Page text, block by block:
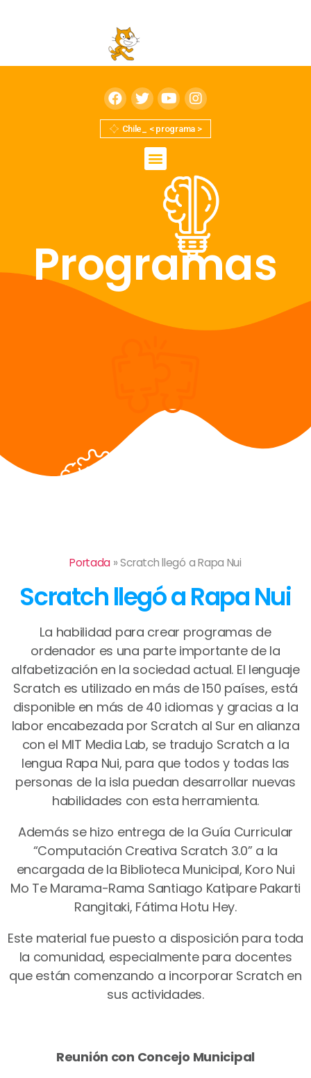
Chile_ < programa >
Programas
Portada »Scratch llegó a Rapa Nui
Scratch llegó a Rapa Nui
La habilidad para crear programas de
ordenador es una parte importante de la
alfabetización en la sociedad actual. El lenguaje
Scratch es utilizado en más de 150 países, está
disponible en más de 40 idiomas y gracias a la
labor encabezada por Scratch al Sur en alianza
con el MIT Media Lab, se tradujo Scratch a la
lengua Rapa Nui, para que todos y todas las
personas de la isla puedan desarrollar nuevas
habilidades con esta herramienta.
Además se hizo entrega de la Guía Curricular
“Computación Creativa Scratch 3.0” a la
encargada de la Biblioteca Municipal, Koro Nui
Mo Te Marama-Rama Santiago Katipare Pakarti
Rangitaki, Fátima Hotu Hey.
Este material fue puesto a disposición para toda
la comunidad, especialmente para docentes
que están comenzando a incorporar Scratch en
sus actividades.
Reunión con Concejo Municipal